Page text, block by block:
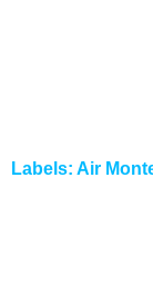
Labels: Air